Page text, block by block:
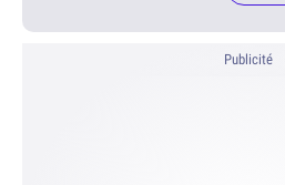
Publicité